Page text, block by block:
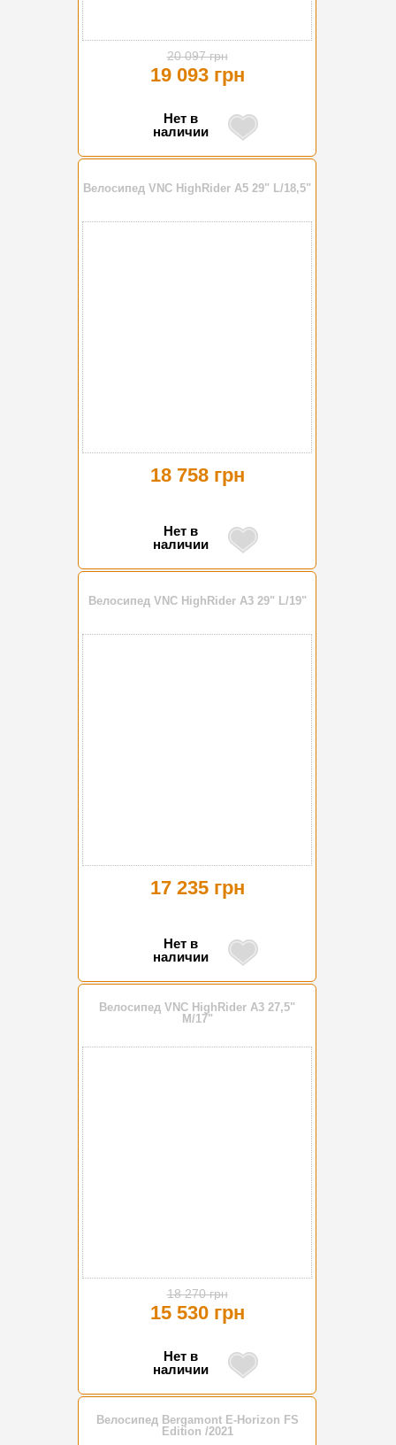
20 097 грн
19 093 грн
Нет в
наличии
Велосипед VNC HighRider A5 29" L/18,5"
18 758 грн
Нет в
наличии
Велосипед VNC HighRider A3 29" L/19"
17 235 грн
Нет в
наличии
Велосипед VNC HighRider A3 27,5"
M/17"
18 270 грн
15 530 грн
Нет в
наличии
Велосипед Bergamont E-Horizon FS
Edition /2021